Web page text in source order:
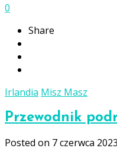
0
Share
Irlandia Misz Masz
Przewodnik
Posted on 7 czerwca 2023